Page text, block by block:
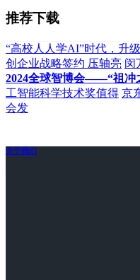
推荐下载
“高校人人学AI”时代，升
创企业战略签约 压轴亮 闵
2024全球智博会——“祖冲
工智能科学技术奖值得 京
会发
关于我们